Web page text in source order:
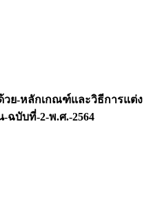
วย-หลักเกณฑ์และวิธีการแต่ง
ฉบับที่-2-พ.ศ.-2564